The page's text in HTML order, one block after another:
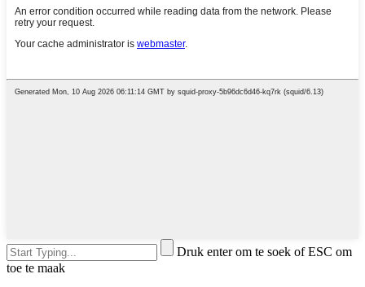
Druk enter om te soek of ESC om
toe te maak